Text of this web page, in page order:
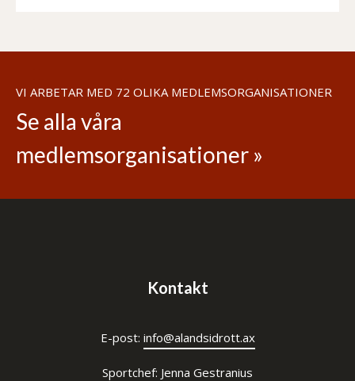
VI ARBETAR MED 72 OLIKA MEDLEMSORGANISATIONER
Se alla våra
medlemsorganisationer »
Kontakt
E-post: info@alandsidrott.ax
Sportchef: Jenna Gestranius